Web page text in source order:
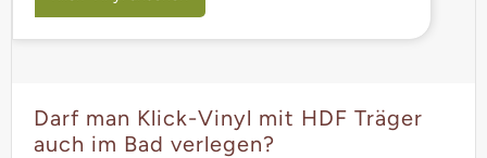
Darf man Klick-Vinyl mit HDF Träger
auch im Bad verlegen?